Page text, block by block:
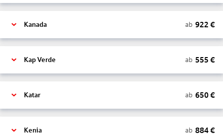
Kanada ab 922 €
Kap Verde ab 555 €
Katar ab 650€
Kenia ab 884€